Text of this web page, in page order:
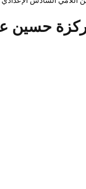
حسين